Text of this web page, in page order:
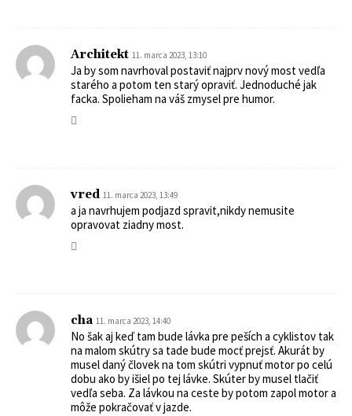
Architekt 11. marca 2023, 13:10
Ja by som navrhoval postaviť najprv nový most vedľa
starého a potom ten starý opraviť. Jednoduché jak
facka. Spolieham na váš zmysel pre humor.
vred 11. marca 2023, 13:49
a ja navrhujem podjazd spravit,nikdy nemusite
opravovat ziadny most.
cha 11. marca 2023, 14:40
No šak aj keď tam bude lávka pre peších a cyklistov tak
na malom skútry sa tade bude mocť prejsť. Akurát by
musel daný človek na tom skútri vypnuť motor po celú
dobu ako by išiel po tej lávke. Skúter by musel tlačiť
vedľa seba. Za lávkou na ceste by potom zapol motor a
môže pokračovať v jazde.